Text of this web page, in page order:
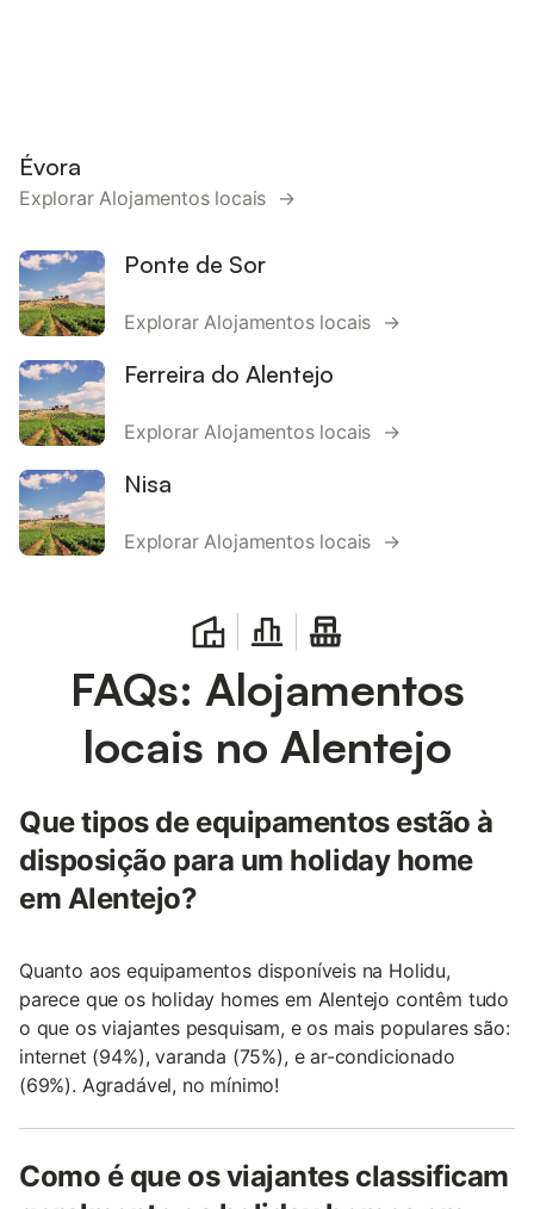
Évora
Explorar Alojamentos locais →
Ponte de Sor
Explorar Alojamentos locais →
Ferreira do Alentejo
Explorar Alojamentos locais →
Nisa
Explorar Alojamentos locais →
FAQs: Alojamentos
locais no Alentejo
Que tipos de equipamentos estão à
disposição para um holiday home
em Alentejo?
Quanto aos equipamentos disponíveis na Holidu,
parece que os holiday homes em Alentejo contêm tudo
o que os viajantes pesquisam, e os mais populares são:
internet (94%), varanda (75%), e ar-condicionado
(69%). Agradável, no mínimo!
Como é que os viajantes classificam